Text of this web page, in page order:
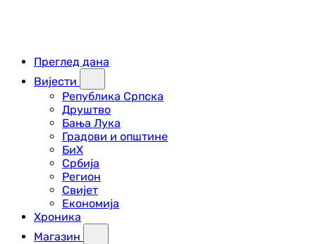
Преглед дана
Вијести
Република Српска
Друштво
Бања Лука
Градови и општине
БиХ
Србија
Регион
Свијет
Економија
Хроника
Магазин